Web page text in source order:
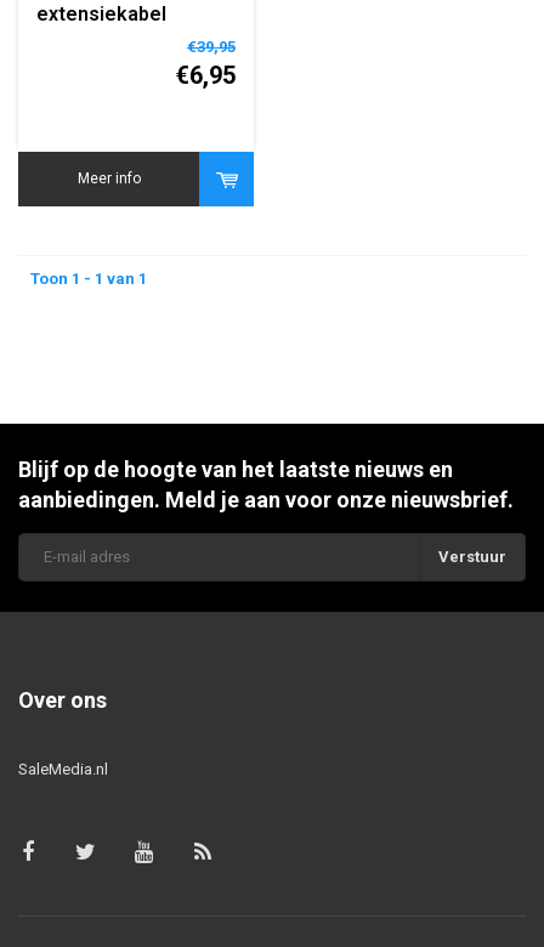
extensiekabel
verlengkabel high€39,95
€6,95
Meer info
Toon 1 - 1 van 1
Blijf op de hoogte van het laatste nieuws en
aanbiedingen. Meld je aan voor onze nieuwsbrief.
Verstuur
Over ons
SaleMedia.nl